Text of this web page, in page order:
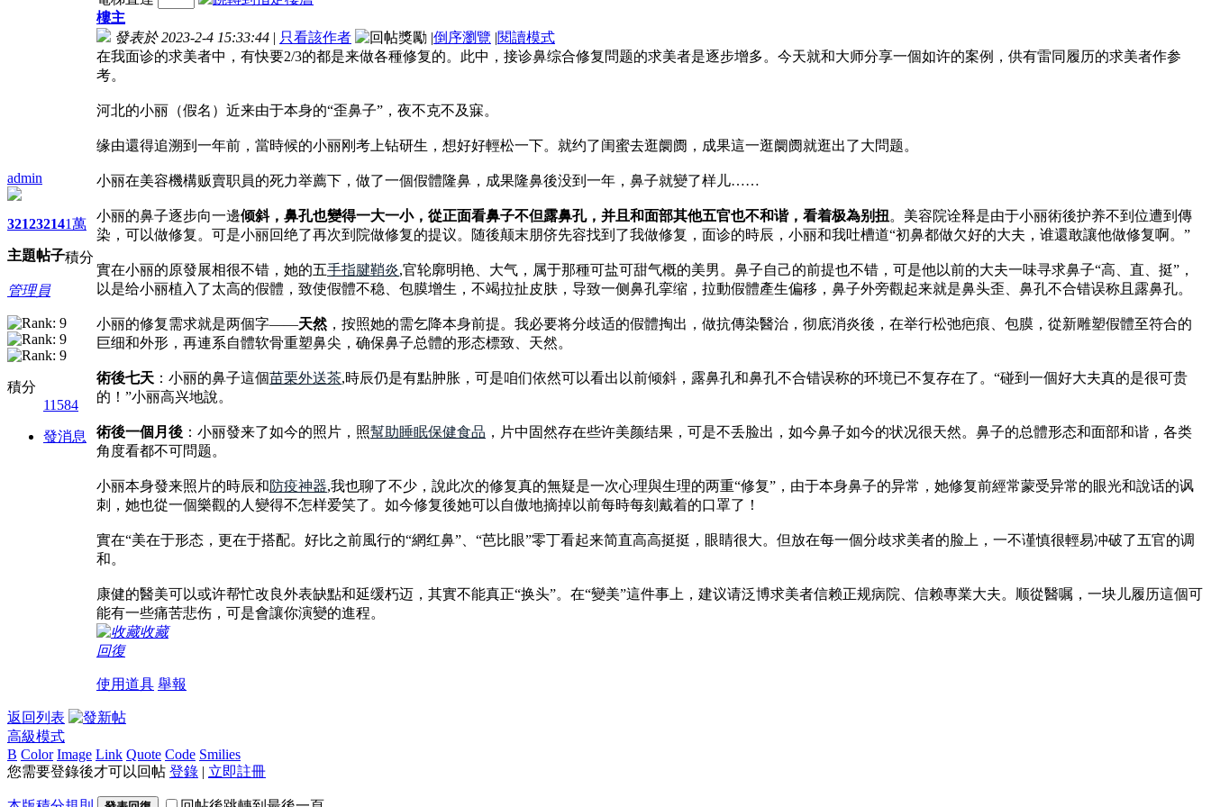
admin
3212
主題
3214
帖子
1萬
積分
管理員
積分
11584
發消息
樓主
發表於 2023-2-4 15:33:44 | 只看該作者 |倒序瀏覽 |閱讀模式
在我面诊的求美者中，有快要2/3的都是来做各種修复的。此中，接诊鼻综合修复問题的求美者是逐步增多。今天就和大师分享一個如许的案例，供有雷同履历的求美者作参
考。
河北的小丽（假名）近来由于本身的“歪鼻子”，夜不克不及寐。
缘由還得追溯到一年前，當時候的小丽刚考上钻研生，想好好輕松一下。就约了闺蜜去逛阛阓，成果這一逛阛阓就逛出了大問题。
小丽在美容機構贩賣职員的死力举薦下，做了一個假體隆鼻，成果隆鼻後没到一年，鼻子就變了样儿……
小丽的鼻子逐步向一邊倾斜，鼻孔也變得一大一小，從正面看鼻子不但露鼻孔，并且和面部其他五官也不和谐，看着极為别扭。美容院诠释是由于小丽術後护养不到位遭到傳
染，可以做修复。可是小丽回绝了再次到院做修复的提议。随後颠末朋侪先容找到了我做修复，面诊的時辰，小丽和我吐槽道“初鼻都做欠好的大夫，谁還敢讓他做修复啊。”
實在小丽的原發展相很不错，她的五手指腱鞘炎,官轮廓明艳、大气，属于那種可盐可甜气概的美男。鼻子自己的前提也不错，可是他以前的大夫一味寻求鼻子“高、直、挺”，
以是给小丽植入了太高的假體，致使假體不稳、包膜增生，不竭拉扯皮肤，导致一侧鼻孔挛缩，拉動假體產生偏移，鼻子外旁觀起来就是鼻头歪、鼻孔不合错误称且露鼻孔。
小丽的修复需求就是两個字——天然，按照她的需乞降本身前提。我必要将分歧适的假體掏出，做抗傳染醫治，彻底消炎後，在举行松弛疤痕、包膜，從新雕塑假體至符合的
巨细和外形，再連系自體软骨重塑鼻尖，确保鼻子总體的形态標致、天然。
術後七天 ：小丽的鼻子這個苗栗外送茶,時辰仍是有點肿胀，可是咱们依然可以看出以前倾斜，露鼻孔和鼻孔不合错误称的环境已不复存在了。“碰到一個好大夫真的是很可贵
的！”小丽高兴地說。
術後一個月後 ：小丽發来了如今的照片，照幫助睡眠保健食品 ，片中固然存在些许美颜结果，可是不丢脸出，如今鼻子如今的状况很天然。鼻子的总體形态和面部和谐，各类
角度看都不可問题。
小丽本身發来照片的時辰和防疫神器,我也聊了不少，說此次的修复真的無疑是一次心理與生理的两重“修复”，由于本身鼻子的异常，她修复前經常蒙受异常的眼光和說话的讽
刺，她也從一個樂觀的人變得不怎样爱笑了。如今修复後她可以自傲地摘掉以前每時每刻戴着的口罩了！
實在“美在于形态，更在于搭配。好比之前風行的“網红鼻”、“芭比眼”零丁看起来简直高高挺挺，眼睛很大。但放在每一個分歧求美者的脸上，一不谨慎很輕易冲破了五官的调
和。
康健的醫美可以或许帮忙改良外表缺點和延缓朽迈，其實不能真正“换头”。在“變美”這件事上，建议请泛博求美者信赖正规病院、信赖專業大夫。顺從醫嘱，一块儿履历這個可
能有一些痛苦悲伤，可是會讓你演變的進程。
收藏
回復
使用道具 舉報
返回列表
高級模式
B Color Image Link Quote Code Smilies
您需要登錄後才可以回帖 登錄 | 立即註冊